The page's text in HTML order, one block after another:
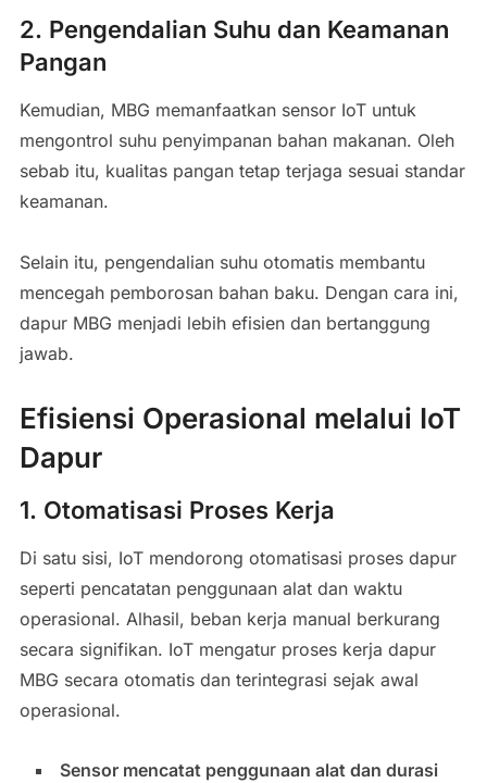
2. Pengendalian Suhu dan Keamanan
Pangan
Kemudian, MBG memanfaatkan sensor IoT untuk
mengontrol suhu penyimpanan bahan makanan. Oleh
sebab itu, kualitas pangan tetap terjaga sesuai standar
keamanan.
Selain itu, pengendalian suhu otomatis membantu
mencegah pemborosan bahan baku. Dengan cara ini,
dapur MBG menjadi lebih efisien dan bertanggung
jawab.
Efisiensi Operasional melalui IoT
Dapur
1. Otomatisasi Proses Kerja
Di satu sisi, IoT mendorong otomatisasi proses dapur
seperti pencatatan penggunaan alat dan waktu
operasional. Alhasil, beban kerja manual berkurang
secara signifikan. IoT mengatur proses kerja dapur
MBG secara otomatis dan terintegrasi sejak awal
operasional.
Sensor mencatat penggunaan alat dan durasi